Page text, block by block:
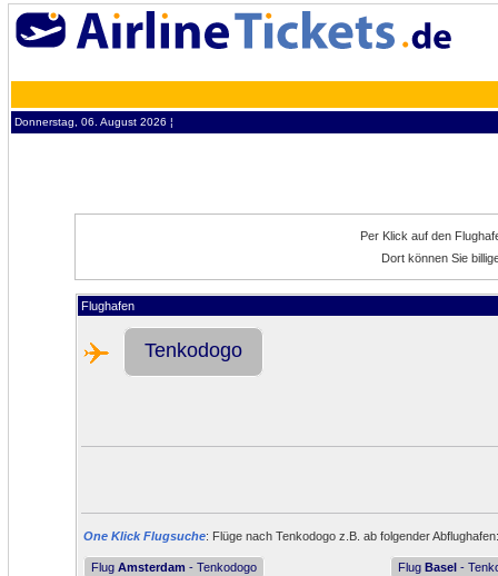
Donnerstag, 06. August 2026 ¦
Per Klick auf den
Dort können Sie
Flughafen
Tenkodogo
One Klick Flugsuche: Flüge nach Tenkodogo z.B. ab folgender Abflughafen:
Flug Amsterdam - Tenkodogo Flug Basel -